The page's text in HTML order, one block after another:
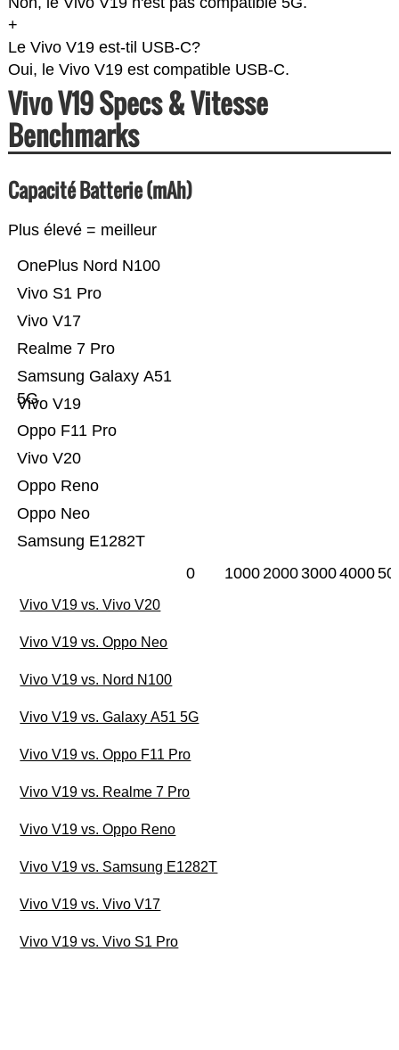
+
Le Vivo V19 est-til USB-C?
Oui, le Vivo V19 est compatible USB-C.
Vivo V19 Specs & Vitesse
Benchmarks
Capacité Batterie (mAh)
Plus élevé = meilleur
Samsung E1282T
Oppo Neo
Oppo Reno
Vivo V20
Oppo F11 Pro
Vivo V19
Samsung Galaxy A51
5G
Realme 7 Pro
Vivo V17
Vivo S1 Pro
OnePlus Nord N100
0 1000200030004000
Vivo V19 vs. Vivo V20
Vivo V19 vs. Oppo Neo
Vivo V19 vs. Nord N100
Vivo V19 vs. Galaxy A51 5G
Vivo V19 vs. Oppo F11 Pro
Vivo V19 vs. Realme 7 Pro
Vivo V19 vs. Oppo Reno
Vivo V19 vs. Samsung E1282T
Vivo V19 vs. Vivo V17
Vivo V19 vs. Vivo S1 Pro